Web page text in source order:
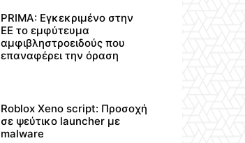
PRIMA: Εγκεκριμένο στην
ΕΕ το εμφύτευμα
αμφιβληστροειδούς που
επαναφέρει την όραση
Roblox Xeno script: Προσοχή
σε ψεύτικο launcher με
malware